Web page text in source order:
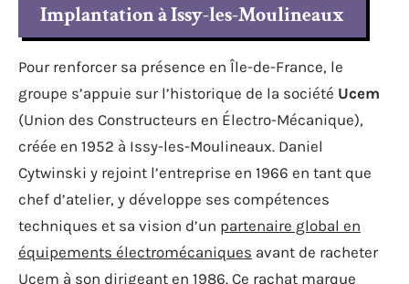
Implantation à Issy-les-Moulineaux
Pour renforcer sa présence en Île-de-France, le
groupe s’appuie sur l’historique de la société Ucem
(Union des Constructeurs en Électro-Mécanique),
créée en 1952 à Issy-les-Moulineaux. Daniel
Cytwinski y rejoint l’entreprise en 1966 en tant que
chef d’atelier, y développe ses compétences
techniques et sa vision d’un partenaire global en
équipements électromécaniques avant de racheter
Ucem à son dirigeant en 1986. Ce rachat marque